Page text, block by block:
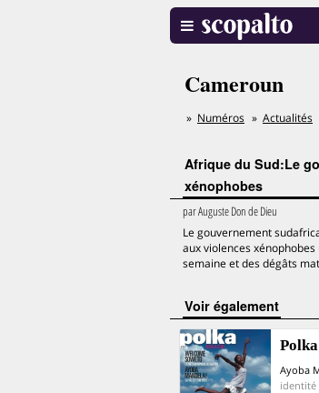
Cameroun
Numéros Actualités
Afrique du Sud:Le
xénophobes
parAuguste Don de Dieu
Le gouvernement
aux violences
semaine et des dégâts
voir également
Polka
Ayoba
identité